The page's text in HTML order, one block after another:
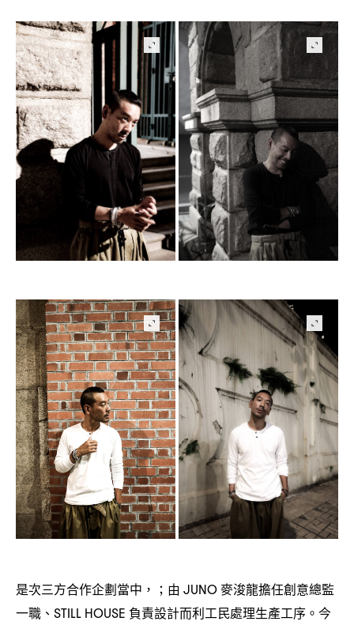
是次三方合作企劃當中 ，； 由 JUNO麥浚龍擔任創意總監
一職、 STILL HOUSE 負責設計而利工⺠處理生產工序。今